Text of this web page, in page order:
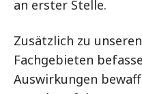
an erster Stelle.
Zusätzlich zu
Fachgebieten
Auswirkungen